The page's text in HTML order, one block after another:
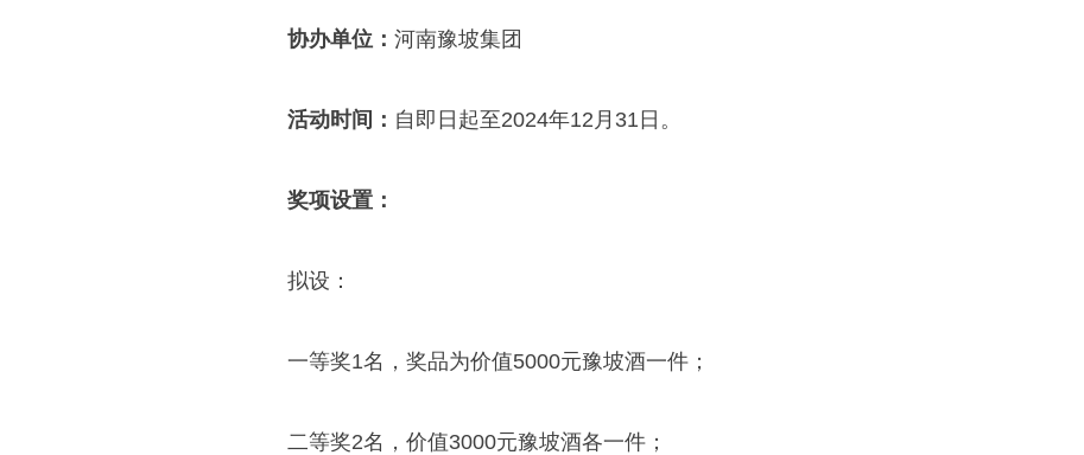
协办单位： 河南豫坡集团
活动时间： 自即日起至2024年12月31日。
奖项设置：
拟设：
一等奖1名，奖品为价值5000元豫坡酒一件；
二等奖2名，价值3000元豫坡酒各一件；